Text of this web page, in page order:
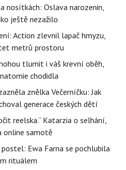
nosítkách: Oslava narozenin,
ještě nezažilo
Action zlevnil lapač hmyzu,
metrů prostoru
tlumit i váš krevní oběh,
chodidla
znělka Večerníčku: Jak
generace českých dětí
reelska.“ Katarzia o selhání,
online samotě
postel: Ewa Farna se pochlubila
rituálem